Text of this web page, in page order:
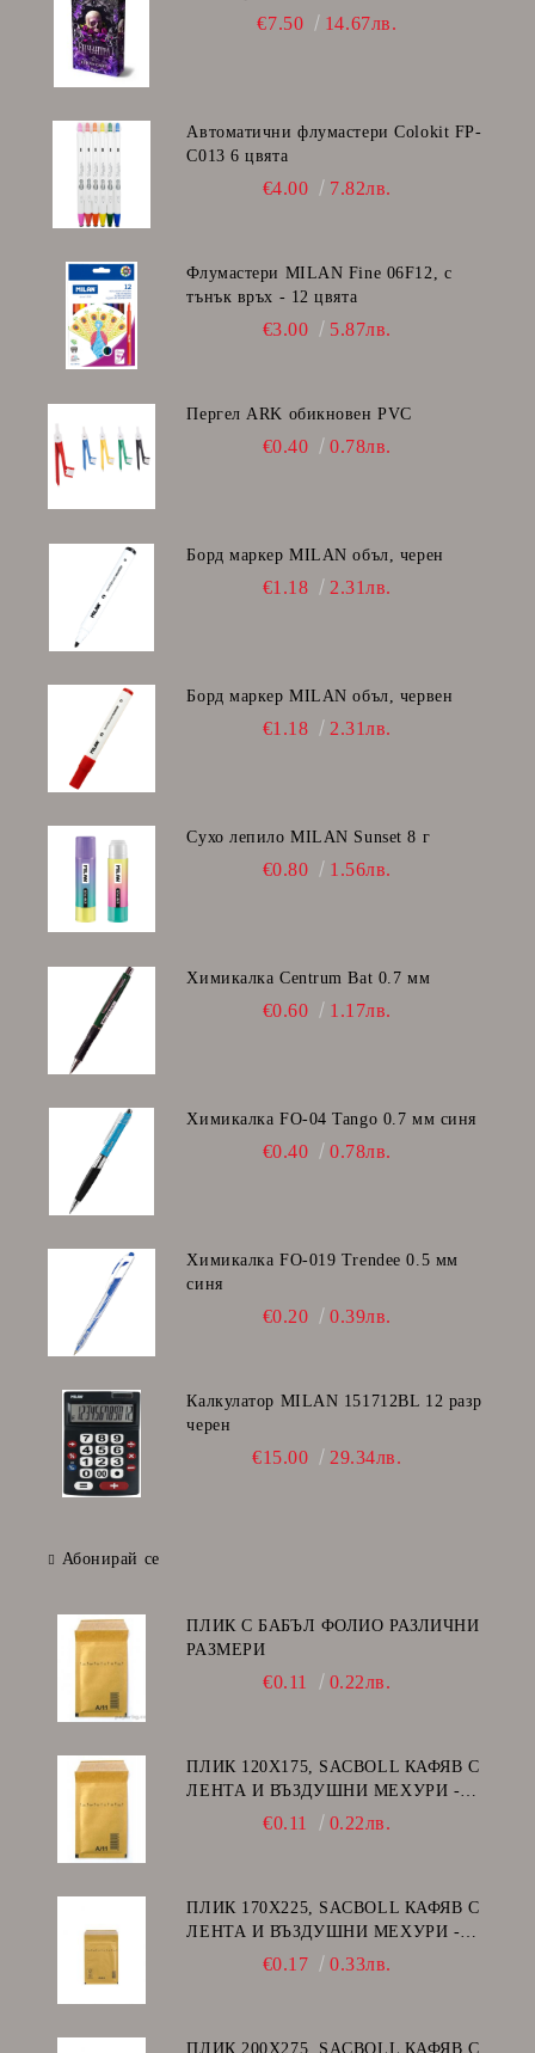
€7.50 14.67лв.
Автоматични флумастери Colokit FP-
C013 6 цвята
€4.00 7.82лв.
Флумастери MILAN Fine 06F12, с
тънък връх - 12 цвята
€3.00 5.87лв.
Пергел ARK обикновен PVC
€0.40 0.78лв.
Борд маркер MILAN объл, черен
€1.18 2.31лв.
Борд маркер MILAN объл, червен
€1.18 2.31лв.
Сухо лепило MILAN Sunset 8 г
€0.80 1.56лв.
Химикалка Centrum Bat 0.7 мм
€0.60 1.17лв.
Химикалка FO-04 Tango 0.7 мм синя
€0.40 0.78лв.
Химикалка FO-019 Trendee 0.5 мм
синя
€0.20 0.39лв.
Калкулатор MILAN 151712BL 12 разр
черен
€15.00 29.34лв.
Абонирай се
ПЛИК С БАБЪЛ ФОЛИО РАЗЛИЧНИ
РАЗМЕРИ
€0.11 0.22лв.
ПЛИК 120Х175, SACBOLL КАФЯВ С
ЛЕНТА И ВЪЗДУШНИ МЕХУРИ -
€0.11 0.22лв.
ПЛИК 170Х225, SACBOLL КАФЯВ С
ЛЕНТА И ВЪЗДУШНИ МЕХУРИ -
€0.17 0.33лв.
ПЛИК 200Х275, SACBOLL КАФЯВ С